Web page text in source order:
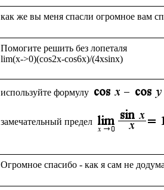
Помогите решить без лопеталя
используйте формулу
замечательный предел